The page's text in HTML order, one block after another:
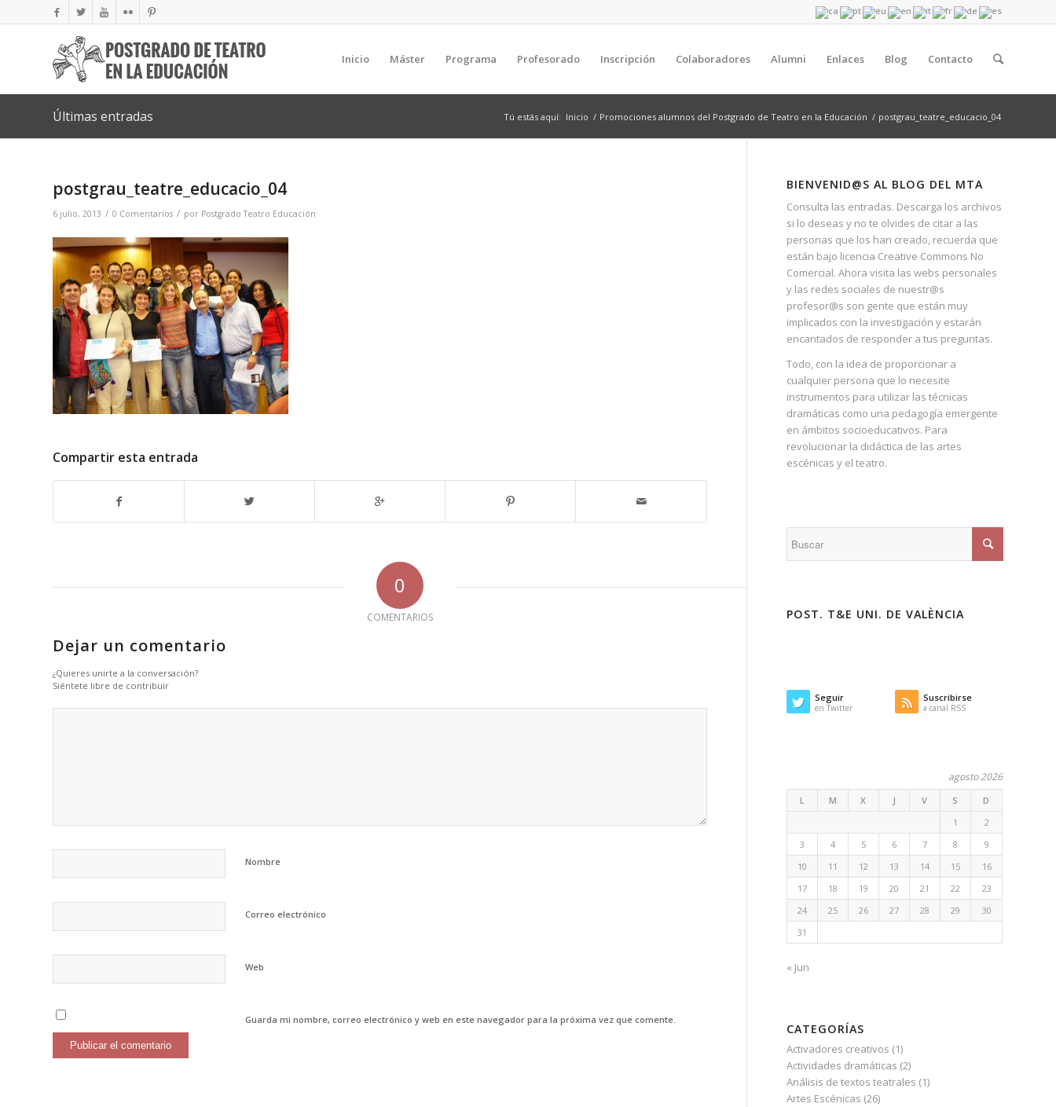
Inicio Máster Programa Profesorado Inscripción Colaboradores Alumni Enlaces Blog Contacto
Últimas entradas Tú estás aquí: Inicio / Promociones alumnos del Postgrado de Teatro en la Educación / postgrau_teatre_educacio_04
postgrau_teatre_educacio_04
6 julio, 2013 / 0 Comentarios / por Postgrado Teatro Educación
Compartir esta entrada
0
COMENTARIOS
Dejar un comentario
¿Quieres unirte a la conversación?
Siéntete libre de contribuir
Nombre
Correo electrónico
Web
Guarda mi nombre, correo electrónico y web en este navegador para la próxima vez que comente.
BIENVENID@S AL BLOG DEL MTA
Consulta las entradas. Descarga los archivos
si lo deseas y no te olvides de citar a las
personas que los han creado, recuerda que
están bajo licencia Creative Commons No
Comercial. Ahora visita las webs personales
y las redes sociales de nuestr@s
profesor@s son gente que están muy
implicados con la investigación y estarán
encantados de responder a tus preguntas.
Todo, con la idea de proporcionar a
cualquier persona que lo necesite
instrumentos para utilizar las técnicas
dramáticas como una pedagogía emergente
en ámbitos socioeducativos. Para
revolucionar la didáctica de las artes
escénicas y el teatro.
POST. T&E UNI. DE VALÈNCIA
Seguir
en Twitter
Suscribirse
a canal RSS
agosto 2026
L M X J V S
D
1
2
3
4 5 6 7 8
9
10
11 12 13 14 15
16
17
18 19 20 21 22
23
24
25 26 27 28 29
30
31
« Jun
CATEGORÍAS
Activadores creativos (1)
Actividades dramáticas (2)
Análisis de textos teatrales (1)
Artes Escénicas (26)